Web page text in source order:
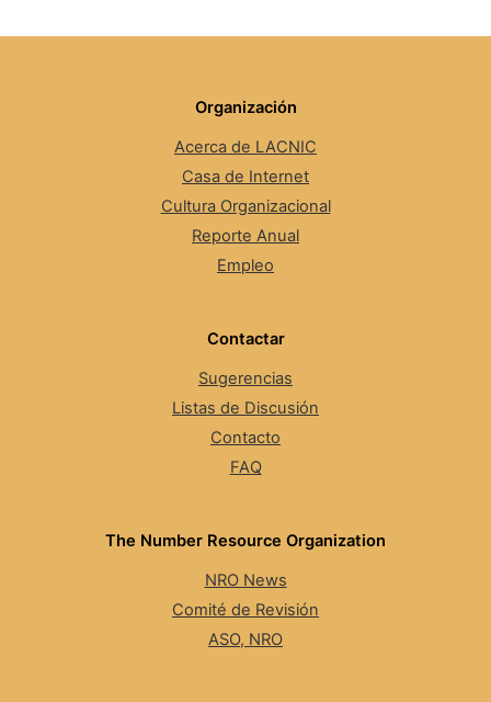
Organización
Acerca de LACNIC
Casa de Internet
Cultura Organizacional
Reporte Anual
Empleo
Contactar
Sugerencias
Listas de Discusión
Contacto
FAQ
The Number Resource Organization
NRO News
Comité de Revisión
ASO, NRO